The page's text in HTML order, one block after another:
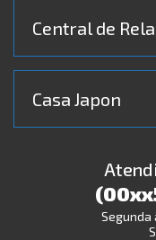
Central de
Casa Japon
Segunda